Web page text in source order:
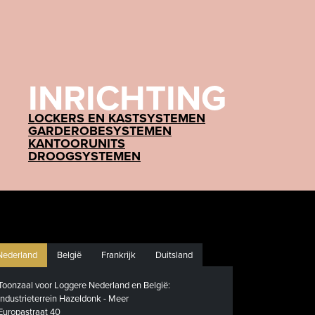
INRICHTING
LOCKERS EN KASTSYSTEMEN
GARDEROBESYSTEMEN
KANTOORUNITS
DROOGSYSTEMEN
België Frankrijk Duitsland
voor Loggere Nederland en België:
Hazeldonk - Meer
40